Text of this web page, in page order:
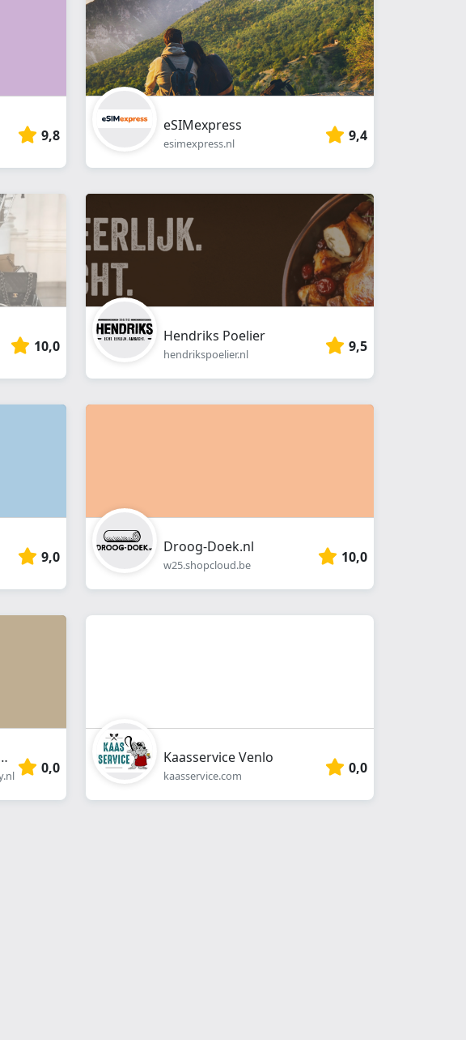
9,8
eSIMexpress
esimexpress.nl 9,4
10,0
Hendriks Poelier
hendrikspoelier.nl 9,5
9,0
Droog-Doek.nl
w25.shopcloud.be 10,0
DUMMY
0,0
Kaasservice Venlo
kaasservice.com 0,0